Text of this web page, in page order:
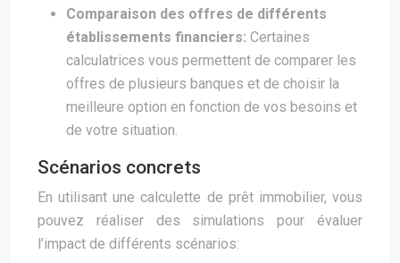
Comparaison des offres de différents
établissements financiers: Certaines
calculatrices vous permettent de comparer les
offres de plusieurs banques et de choisir la
meilleure option en fonction de vos besoins et
de votre situation.
Scénarios concrets
En utilisant une calculette de prêt immobilier, vous
pouvez réaliser des simulations pour évaluer
l’impact de différents scénarios: